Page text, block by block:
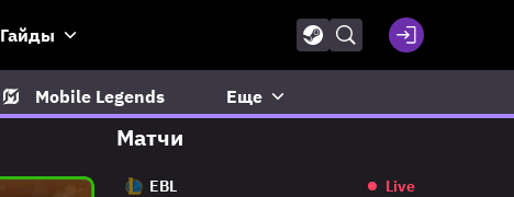
Гайды
Mobile Legends Еще
Матчи
EBL Live